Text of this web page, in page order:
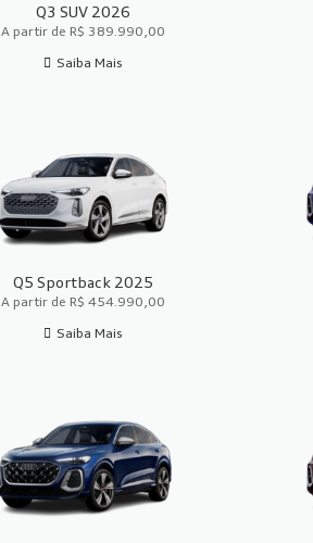
Q3 SUV 2026
A partir de R$ 389.990,00
Saiba Mais
Q5 Sportback 2025
A partir de R$ 454.990,00
Saiba Mais